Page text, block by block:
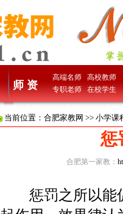
师 资
高端名师
高校教师
专职老师
在校学生
当前位置： 合肥家教网 >> 小学课
惩
合肥第一家教：
惩罚之所以能促